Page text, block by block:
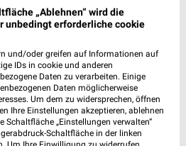
- 20:00 Uhr |
Geschlossen
4 Prospekte
4
- 19:30 Uhr | Geschlossen
„Ablehnen“ wird die
unbedingt erforderliche cookie
und/oder greifen auf Informationen auf
IDs in cookie und anderen
Daten zu verarbeiten. Einige
Daten möglicherweise
Um dem zu widersprechen, öffnen
Ihre Einstellungen akzeptieren, ablehnen
Schaltfläche „Einstellungen verwalten“
Schaltfläche in der linken